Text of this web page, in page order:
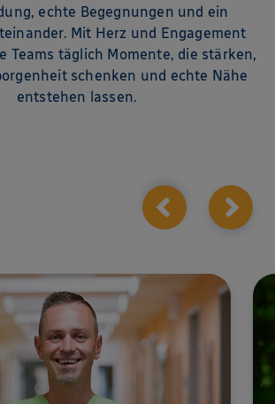
echte Begegnungen und ein
Mit Herz und Engagement
Teams täglich Momente, die stärken,
schenken und echte Nähe
entstehen lassen.